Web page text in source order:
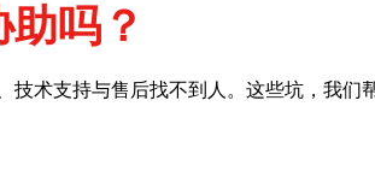
吗？
技术支持与售后找不到人。这些坑，我们